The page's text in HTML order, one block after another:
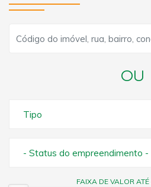
OU
Tipo
- Status do empreendimento -
FAIXA DE VALOR ATÉ